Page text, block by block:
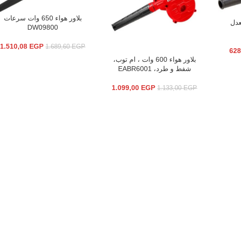
معدل
إضافة إلى السلة
بلاور هواء 600 وات ، ام توب،
شفط و طرد، EABR6001
1.133,00EGP
1.099,00 EGP
إضافة إلى السلة
بلاور هواء 650 وات سرعات
DW09800
1.689,60EGP
1.510,08 EGP